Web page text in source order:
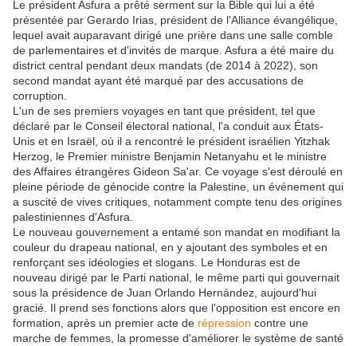
Le président Asfura a prêté serment sur la Bible qui lui a été
présentée par Gerardo Irias, président de l'Alliance évangélique,
lequel avait auparavant dirigé une prière dans une salle comble
de parlementaires et d'invités de marque. Asfura a été maire du
district central pendant deux mandats (de 2014 à 2022), son
second mandat ayant été marqué par des accusations de
corruption.
L'un de ses premiers voyages en tant que président, tel que
déclaré par le Conseil électoral national, l'a conduit aux États-
Unis et en Israël, où il a rencontré le président israélien Yitzhak
Herzog, le Premier ministre Benjamin Netanyahu et le ministre
des Affaires étrangères Gideon Sa'ar. Ce voyage s'est déroulé en
pleine période de génocide contre la Palestine, un événement qui
a suscité de vives critiques, notamment compte tenu des origines
palestiniennes d'Asfura.
Le nouveau gouvernement a entamé son mandat en modifiant la
couleur du drapeau national, en y ajoutant des symboles et en
renforçant ses idéologies et slogans. Le Honduras est de
nouveau dirigé par le Parti national, le même parti qui gouvernait
sous la présidence de Juan Orlando Hernández, aujourd'hui
gracié. Il prend ses fonctions alors que l'opposition est encore en
formation, après un premier acte de répression contre une
marche de femmes, la promesse d'améliorer le système de santé